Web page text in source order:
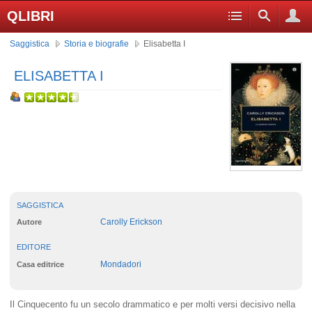
QLIBRI
Saggistica Storia e biografie Elisabetta I
ELISABETTA I
SAGGISTICA
Autore Carolly Erickson
EDITORE
Casa editrice Mondadori
Il Cinquecento fu un secolo drammatico e per molti versi decisivo nella